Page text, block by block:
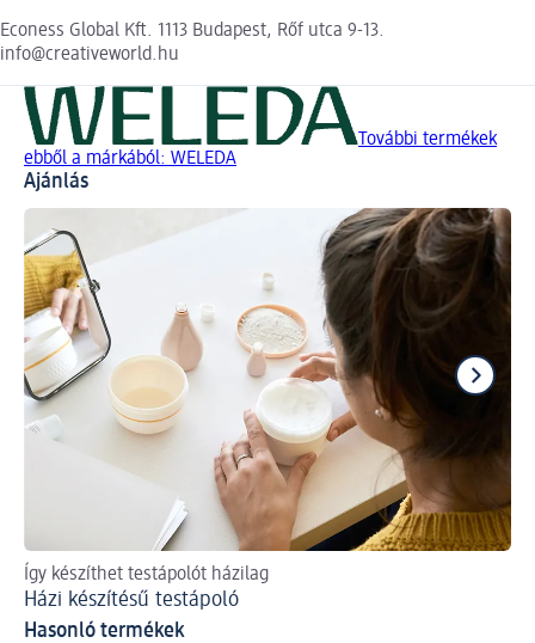
Econess Global Kft. 1113 Budapest, Rőf utca 9-13.
info@creativeworld.hu
További termékek
ebből a márkából: WELEDA
Ajánlás
Így készíthet testápolót házilag
Házi készítésű testápoló
Hasonló termékek